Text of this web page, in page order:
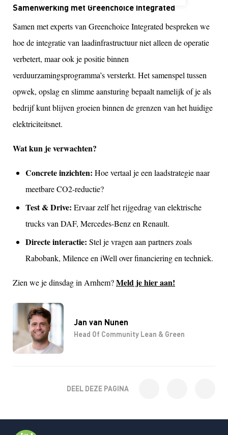
Jan van Nunen
Head Of Community Lean & Green
Samenwerking met Greenchoice Integrated
Samen met experts van Greenchoice Integrated bespreken we
hoe de integratie van laadinfrastructuur niet alleen de operatie
verbetert, maar ook je positie binnen
verduurzamingsprogramma’s versterkt. Het samenspel tussen
opwek, opslag en slimme aansturing bepaalt namelijk of je als
bedrijf kunt blijven groeien binnen de grenzen van het huidige
elektriciteitsnet.
Wat kun je verwachten?
Concrete inzichten: Hoe vertaal je een laadstrategie naar
meetbare CO2-reductie?
Test & Drive: Ervaar zelf het rijgedrag van elektrische
trucks van DAF, Mercedes-Benz en Renault.
Directe interactie: Stel je vragen aan partners zoals
Rabobank, Milence en iWell over financiering en techniek.
Zien we je dinsdag in Arnhem?Meld je hier aan!
DEEL DEZE PAGINA